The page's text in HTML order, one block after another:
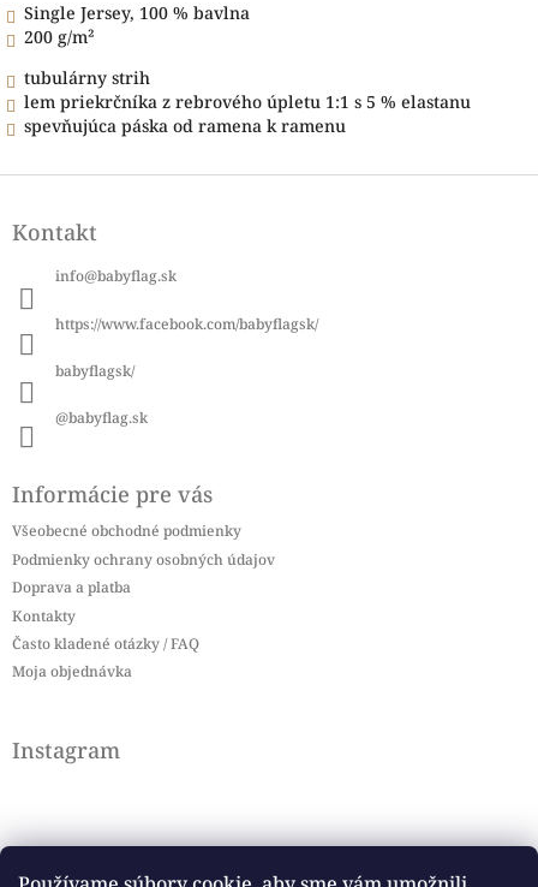
Single Jersey, 100 % bavlna
200 g/m²
tubulárny strih
lem priekrčníka z rebrového úpletu 1:1 s 5 % elastanu
spevňujúca páska od ramena k ramenu
pKontakt
info@babyflag.sk
https://www.facebook.com/babyflagsk/
babyflagsk/
@babyflag.sk
Informácie pre vás
Všeobecné obchodné podmienky
Podmienky ochrany osobných údajov
Doprava a platba
Kontakty
Často kladené otázky / FAQ
Moja objednávka
Instagram